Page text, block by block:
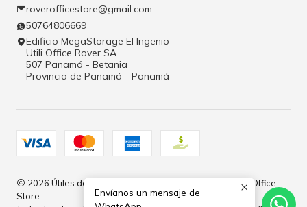
roverofficestore@gmail.com
50764806669
Edificio MegaStorage El Ingenio
Utili Office Rover SA
507 Panamá - Betania
Provincia de Panamá - Panamá
2026 Útiles de Oficina y Papelería en Panamá | Rover Office
Store.
Envíanos un mensaje de